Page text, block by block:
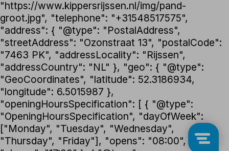
"https://www.kippersrijssen.nl/img/pand-
groot.jpg", "telephone": "+31548517575",
"address": { "@type": "PostalAddress",
"streetAddress": "Ozonstraat 13", "postalCode":
"7463 PK", "addressLocality": "Rijssen",
"addressCountry": "NL" }, "geo": { "@type":
"GeoCoordinates", "latitude": 52.3186934,
"longitude": 6.5015987 },
"openingHoursSpecification": [ { "@type":
"OpeningHoursSpecification", "dayOfWeek":
["Monday", "Tuesday", "Wednesday",
"Thursday", "Friday"], "opens": "08:00",